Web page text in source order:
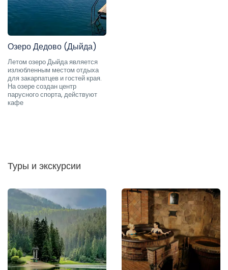
Озеро Дедово (Дыйда)
Летом озеро Дыйда является
излюбленным местом отдыха
для закарпатцев и гостей края.
На озере создан центр
парусного спорта, действуют
кафе
Туры и экскурсии